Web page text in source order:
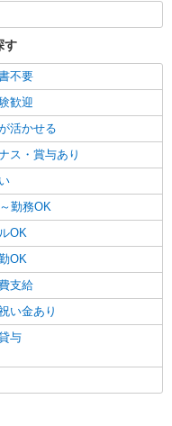
す
不要
歓迎
活かせる
ス・賞与あり
勤務OK
OK
OK
支給
い金あり
与